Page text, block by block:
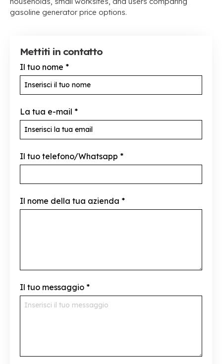
gasoline generator price options.
Mettiti in contatto
Il tuo nome *
La tua e-mail *
Il tuo telefono/Whatsapp *
Il nome della tua azienda *
Il tuo messaggio *